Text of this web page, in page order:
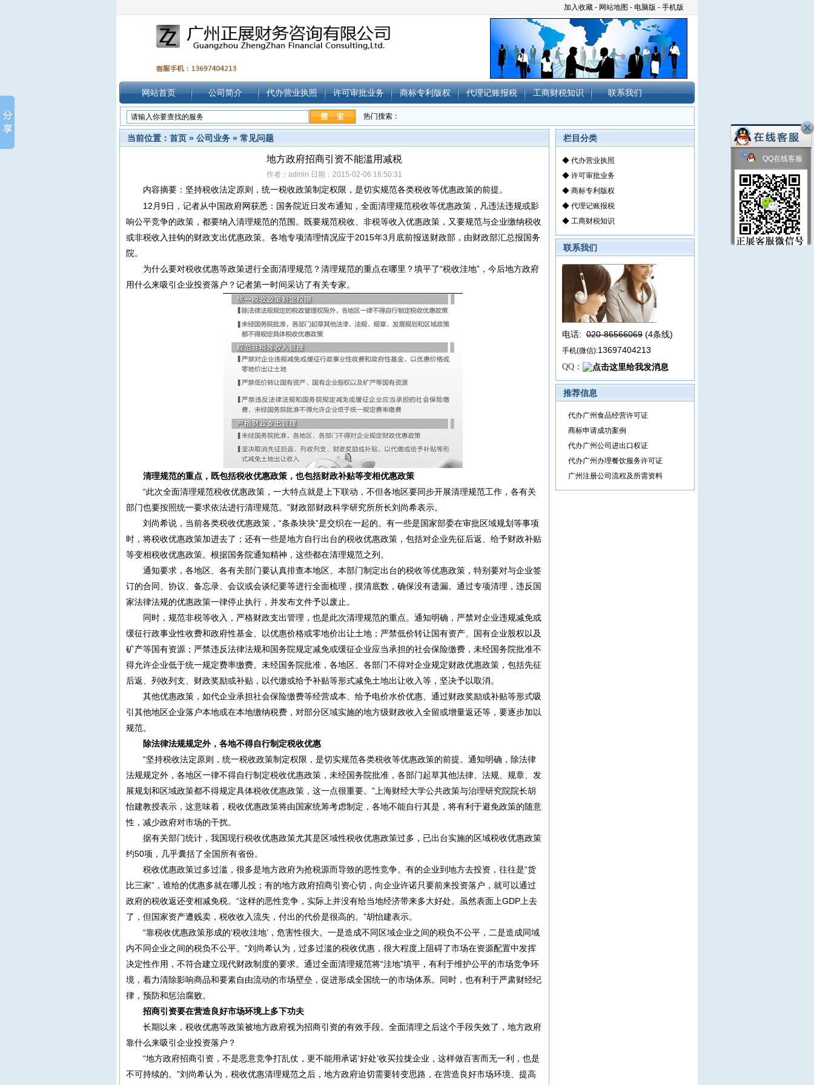
加入收藏 - 网站地图 - 电脑版 - 手机版
网站首页 公司简介 代办营业执照 许可审批业务 商标专利版权 代理记账报税 工商财税知识 联系我们
热门搜索：
当前位置： 首页 » 公司业务 » 常见问题
地方政府招商引资不能滥用减税
作者：admin 日期：2015-02-06 16:50:31
内容摘要：坚持税收法定原则，统一税收政策制定权限，是切实规范各类税收等优惠政策的前提。
12月9日，记者从中国政府网获悉：国务院近日发布通知，全面清理规范税收等优惠政策，凡违法违规或影
响公平竞争的政策，都要纳入清理规范的范围。既要规范税收、非税等收入优惠政策，又要规范与企业缴纳税收
或非税收入挂钩的财政支出优惠政策。各地专项清理情况应于2015年3月底前报送财政部，由财政部汇总报国务
院。
为什么要对税收优惠等政策进行全面清理规范？清理规范的重点在哪里？填平了“税收洼地”，今后地方政府
用什么来吸引企业投资落户？记者第一时间采访了有关专家。
清理规范的重点，既包括税收优惠政策，也包括财政补贴等变相优惠政策
“此次全面清理规范税收优惠政策，一大特点就是上下联动，不但各地区要同步开展清理规范工作，各有关
部门也要按照统一要求依法进行清理规范。”财政部财政科学研究所所长刘尚希表示。
刘尚希说，当前各类税收优惠政策，“条条块块”是交织在一起的。有一些是国家部委在审批区域规划等事项
时，将税收优惠政策加进去了；还有一些是地方自行出台的税收优惠政策，包括对企业先征后返、给予财政补贴
等变相税收优惠政策。根据国务院通知精神，这些都在清理规范之列。
通知要求，各地区、各有关部门要认真排查本地区、本部门制定出台的税收等优惠政策，特别要对与企业签
订的合同、协议、备忘录、会议或会谈纪要等进行全面梳理，摸清底数，确保没有遗漏。通过专项清理，违反国
家法律法规的优惠政策一律停止执行，并发布文件予以废止。
同时，规范非税等收入，严格财政支出管理，也是此次清理规范的重点。通知明确，严禁对企业违规减免或
缓征行政事业性收费和政府性基金、以优惠价格或零地价出让土地；严禁低价转让国有资产、国有企业股权以及
矿产等国有资源；严禁违反法律法规和国务院规定减免或缓征企业应当承担的社会保险缴费，未经国务院批准不
得允许企业低于统一规定费率缴费。未经国务院批准，各地区、各部门不得对企业规定财政优惠政策，包括先征
后返、列收列支、财政奖励或补贴，以代缴或给予补贴等形式减免土地出让收入等，坚决予以取消。
其他优惠政策，如代企业承担社会保险缴费等经营成本、给予电价水价优惠、通过财政奖励或补贴等形式吸
引其他地区企业落户本地或在本地缴纳税费，对部分区域实施的地方级财政收入全留或增量返还等，要逐步加以
规范。
除法律法规规定外，各地不得自行制定税收优惠
“坚持税收法定原则，统一税收政策制定权限，是切实规范各类税收等优惠政策的前提。通知明确，除法律
法规规定外，各地区一律不得自行制定税收优惠政策，未经国务院批准，各部门起草其他法律、法规、规章、发
展规划和区域政策都不得规定具体税收优惠政策，这一点很重要。”上海财经大学公共政策与治理研究院院长胡
怡建教授表示，这意味着，税收优惠政策将由国家统筹考虑制定，各地不能自行其是，将有利于避免政策的随意
性，减少政府对市场的干扰。
据有关部门统计，我国现行税收优惠政策尤其是区域性税收优惠政策过多，已出台实施的区域税收优惠政策
约50项，几乎囊括了全国所有省份。
税收优惠政策过多过滥，很多是地方政府为抢税源而导致的恶性竞争。有的企业到地方去投资，往往是“货
比三家”，谁给的优惠多就在哪儿投；有的地方政府招商引资心切，向企业许诺只要前来投资落户，就可以通过
政府的税收返还变相减免税。“这样的恶性竞争，实际上并没有给当地经济带来多大好处。虽然表面上GDP上去
了，但国家资产遭贱卖， 税收收入流失，付出的代价是很高的。”胡怡建表示。
“靠税收优惠政策形成的‘税收洼地’，危害性很大。一是造成不同区域企业之间的税负不公平，二是造成同域
内不同企业之间的税负不公平。”刘尚希认为，过多过滥的税收优惠，很大程度上阻碍了市场在资源配置中发挥
决定性作用，不符合建立现代财政制度的要求。通过全面清理规范将“洼地”填平，有利于维护公平的市场竞争环
境，着力清除影响商品和要素自由流动的市场壁垒，促进形成全国统一的市场体系。同时，也有利于严肃财经纪
律，预防和惩治腐败。
招商引资要在营造良好市场环境上多下功夫
长期以来，税收优惠等政策被地方政府视为招商引资的有效手段。全面清理之后这个手段失效了，地方政府
靠什么来吸引企业投资落户？
“地方政府招商引资，不是恶意竞争打乱仗，更不能用承诺‘好处’收买拉拢企业，这样做百害而无一利，也是
不可持续的。”刘尚希认为，税收优惠清理规范之后，地方政府迫切需要转变思路，在营造良好市场环境、提高
栏目分类
◆ 代办营业执照
◆ 许可审批业务
◆ 商标专利版权
◆ 代理记账报税
◆ 工商财税知识
联系我们
电话: 020-86566069 (4条线)
手机(微信):13697404213
QQ：
推荐信息
代办广州食品经营许可证
商标申请成功案例
代办广州公司进出口权证
代办广州办理餐饮服务许可证
广州注册公司流程及所需资料
QQ在线客服